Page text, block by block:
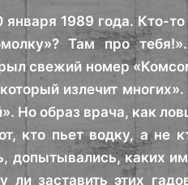
1989 года. Кто-
Там про
свежий номер
излечит
Но образ врача, как
кто пьет водку, а не
допытывались, каких
заставить этих